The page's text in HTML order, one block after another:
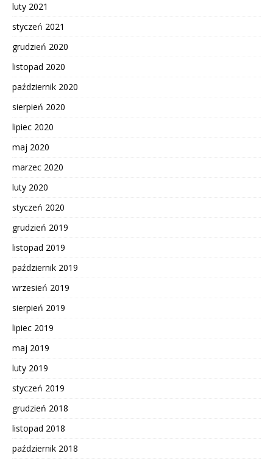
luty 2021
styczeń 2021
grudzień 2020
listopad 2020
październik 2020
sierpień 2020
lipiec 2020
maj 2020
marzec 2020
luty 2020
styczeń 2020
grudzień 2019
listopad 2019
październik 2019
wrzesień 2019
sierpień 2019
lipiec 2019
maj 2019
luty 2019
styczeń 2019
grudzień 2018
listopad 2018
październik 2018